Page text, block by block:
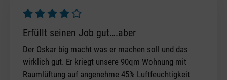
Review with rating of 4 out of 5 stars
Erfüllt seinen Job gut….aber
Der Oskar big macht was er machen soll und das
wirklich gut. Er kriegt unsere 90qm Wohnung mit
Raumlüftung auf angenehme 45% Luftfeuchtigkeit